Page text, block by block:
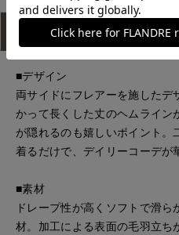
アイテム説明 サイ
■デザイン
両サイドにフレアーを施したデ
かって長くした丈のヘムライン
が隠れるのも嬉しいポイント。
着るだけで、デイリーコーデが
■素材
ドレープ性が高くソフトで滑
材。加工による表面の毛羽立ち